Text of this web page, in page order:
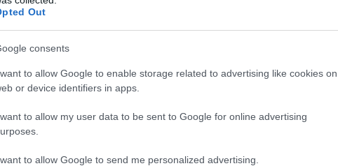
Out
consents
to allow Google to enable storage related to advertising like cookies on
or device identifiers in apps.
to allow my user data to be sent to Google for online advertising
to allow Google to send me personalized advertising.